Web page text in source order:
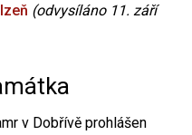
(odvysíláno 11. září
v Dobřívě prohlášen